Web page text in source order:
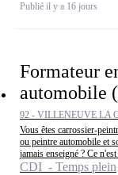
Publié il y a 16 jours
Formateur
automobile
92 - VILLENEUVE LA
Vous êtes carrossier-
ou peintre automobile et
jamais enseigné ? Ce
CDI - Temps plein